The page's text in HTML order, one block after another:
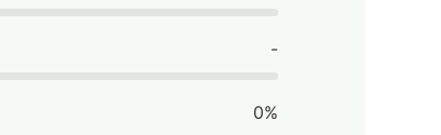
-
0%